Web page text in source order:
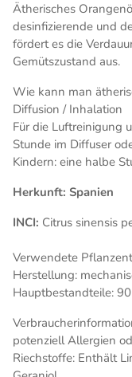
Ätherisches
desinfizierende und
fördert es die
Gemütszustand aus.
Wie kann man
Diffusion / Inhalation
Für die Luftreinigung
Stunde im Diffuser
Kindern: eine halbe
Herkunft: Spanien
INCI: Citrus sinensis
Verwendete
Herstellung:
Hauptbestandteile:
potenziell Allergien
Riechstoffe: Enthält